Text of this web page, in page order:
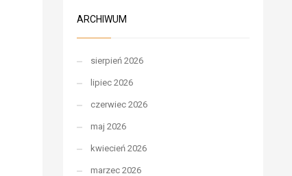
ARCHIWUM
sierpień 2026
lipiec 2026
czerwiec 2026
maj 2026
kwiecień 2026
marzec 2026